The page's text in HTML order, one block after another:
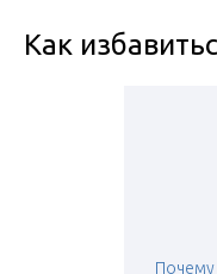
Как
Почему